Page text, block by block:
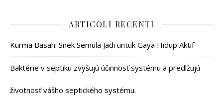
ARTICOLI RECENTI
Kurma Basah: Snek Semula Jadi untuk Gaya Hidup Aktif
Baktérie v septiku zvyšujú účinnosť systému a predlžujú
životnosť vášho septického systému.